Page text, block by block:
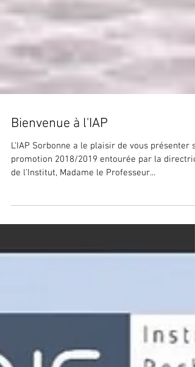
Bienvenue à l'IAP
L'IAP Sorbonne a le plaisir de vous présenter sa
de l'Institut, Madame le Professeur...